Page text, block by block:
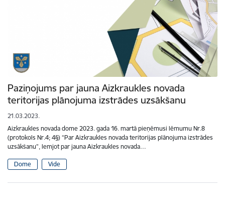
Paziņojums par jauna Aizkraukles novada
teritorijas plānojuma izstrādes uzsākšanu
21.03.2023.
Aizkraukles novada dome 2023. gada 16. martā pieņēmusi lēmumu Nr.8
(protokols Nr.4; 4§) “Par Aizkraukles novada teritorijas plānojuma izstrādes
uzsākšanu”, lemjot par jauna Aizkraukles novada…
Dome Vide